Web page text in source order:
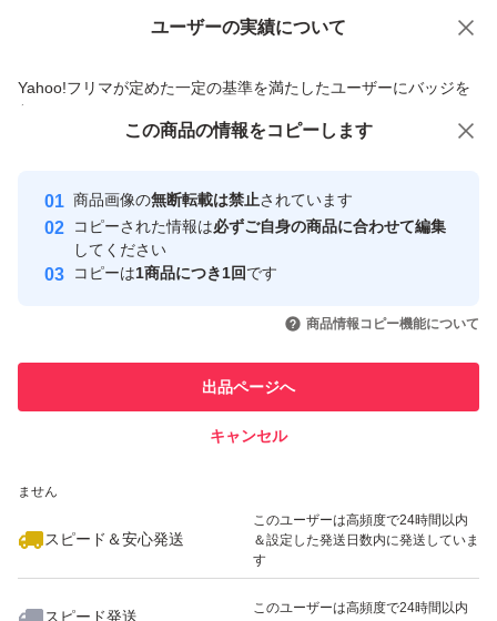
ユーザーの実績について
Yahoo!フリマが定めた一定の基準を満たしたユーザーにバッジを
付与しています
安心取引出品者
心・安全なユーザーです
取引実績
引を完了させた実績があります
での取引実績があります
ません
スピード＆安心発送
このユーザーは高頻度で24時間以内
＆設定した発送日数内に発送していま
す
スピード発送
このユーザーは高頻度で24時間以内
価格の相談 商品への質問
この商品の情報をコピーします
商品画像の無断転載は禁止されています
コピーされた情報は必ずご自身の商品に合わせて編集
してください
コピーは1商品につき1回です
商品情報コピー機能について
出品ページへ
キャンセル
この商品をみている人にオススメ